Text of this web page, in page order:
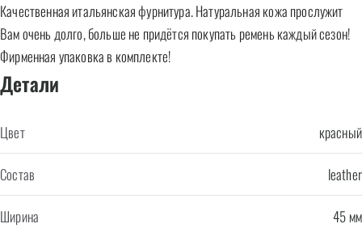
Качественная итальянская фурнитура. Натуральная кожа прослужит
Вам очень долго, больше не придётся покупать ремень каждый сезон!
Фирменная упаковка в комплекте!
Детали
Цвет красный
Состав leather
Ширина 45 мм